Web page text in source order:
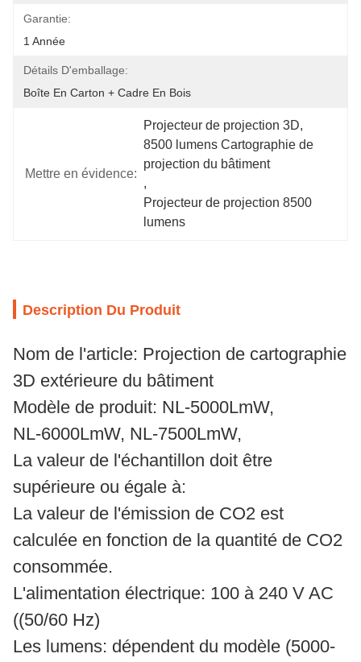
Garantie:
1 Année
Détails D'emballage:
Boîte En Carton + Cadre En Bois
Mettre en évidence:
Projecteur de projection 3D,
8500 lumens Cartographie de
projection du bâtiment
,
Projecteur de projection 8500
lumens
Description Du Produit
Nom de l'article: Projection de cartographie
3D extérieure du bâtiment
Modèle de produit: NL-5000LmW,
NL-6000LmW, NL-7500LmW,
La valeur de l'échantillon doit être
supérieure ou égale à:
La valeur de l'émission de CO2 est
calculée en fonction de la quantité de CO2
consommée.
L'alimentation électrique: 100 à 240 V AC
((50/60 Hz)
Les lumens: dépendent du modèle (5000-